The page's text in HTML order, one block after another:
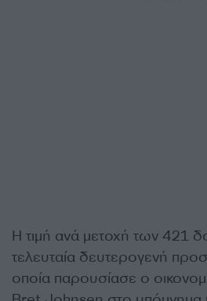
Η τιμή ανά μετοχή των 421
τελευταία δευτερογενή
οποία παρουσίασε ο